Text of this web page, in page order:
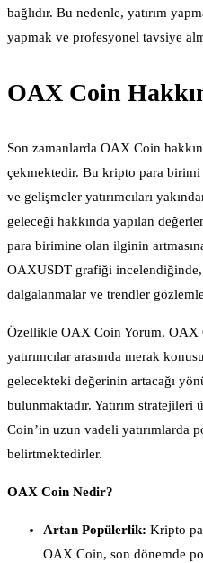
bağlıdır. Bu nedenle, yatırım
yapmak ve profesyonel tavsiye
OAX Coin
Son zamanlarda OAX Coin
çekmektedir. Bu kripto para birimi
ve gelişmeler yatırımcıları
geleceği hakkında yapılan
para birimine olan ilginin
OAXUSDT grafiği
dalgalanmalar ve trendler
Özellikle OAX Coin Yorum, OAX
yatırımcılar arasında merak
gelecekteki değerinin artacağı
bulunmaktadır. Yatırım
Coin’in uzun vadeli yatırımlarda
belirtmektedirler.
OAX Coin Nedir?
Artan Popülerlik: Kripto
OAX Coin, son dönemde